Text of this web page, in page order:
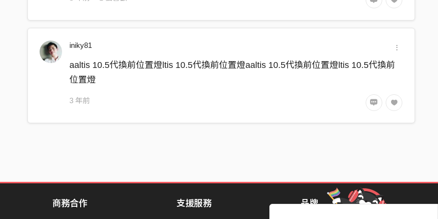
iniky81
aaltis 10.5代換前位置燈ltis 10.5代換前位置燈aaltis 10.5代換前位置燈ltis 10.5代換前
位置燈
3 年前
商務合作 支援服務 品牌